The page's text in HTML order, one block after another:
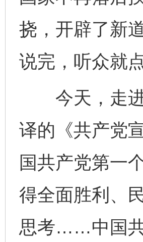
挠，开辟了新
说完，听众就
今天，走进
译的《共产党
国共产党第一
得全面胜利、
思考……中国共